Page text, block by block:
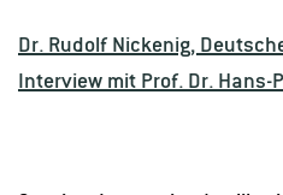
Dr. Rudolf Nickenig,
Interview mit Prof. Dr. Hans-